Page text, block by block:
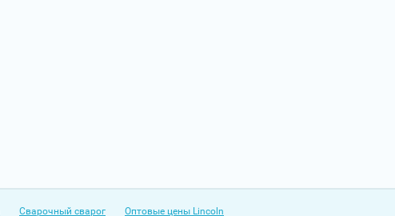
Сварочный сварог Оптовые цены Lincoln